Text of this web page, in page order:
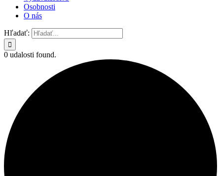
Osobnosti
O nás
Hľadať:
0 udalosti found.